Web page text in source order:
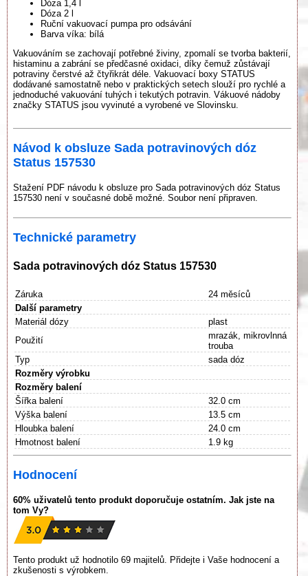
Dóza 1,4 l
Dóza 2 l
Ruční vakuovací pumpa pro odsávání
Barva víka: bílá
Vakuováním se zachovají potřebné živiny, zpomalí se tvorba bakterií,
histaminu a zabrání se předčasné oxidaci, díky čemuž zůstávají
potraviny čerstvé až čtyřikrát déle. Vakuovací boxy STATUS
dodávané samostatně nebo v praktických setech slouží pro rychlé a
jednoduché vakuování tuhých i tekutých potravin. Vákuové nádoby
značky STATUS jsou vyvinuté a vyrobené ve Slovinsku.
Návod k obsluze Sada potravinových dóz
Status 157530
Stažení PDF návodu k obsluze pro Sada potravinových dóz Status
157530 není v současné době možné. Soubor není připraven.
Technické parametry
Sada potravinových dóz Status 157530
Záruka
24 měsíců
Další parametry
Materiál dózy
plast
Použití
mrazák, mikrovlnná
trouba
Typ
sada dóz
Rozměry výrobku
Rozměry balení
Šířka balení
32.0 cm
Výška balení
13.5 cm
Hloubka balení
24.0 cm
Hmotnost balení
1.9 kg
Hodnocení
60% uživatelů tento produkt doporučuje ostatním. Jak jste na
tom Vy?
Tento produkt už hodnotilo 69 majitelů. Přidejte i Vaše hodnocení a
zkušenosti s výrobkem.